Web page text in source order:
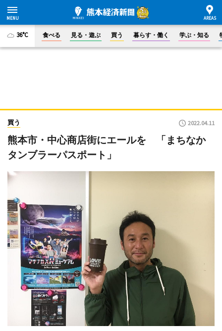
36°C 食べる 見る・遊ぶ 買う 暮らす・働く 学ぶ・知る
買う 2022.04.11
熊本市・中心商店街にエールを 「まちなか
タンブラーパスポート」